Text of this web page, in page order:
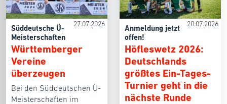
27.07.2026
Süddeutsche Ü-
Meisterschaften
Württemberger
Vereine
überzeugen
Bei den Süddeutschen Ü-
Meisterschaften im
20.07.2026
Anmeldung jetzt
offen!
Höfleswetz 2026:
Deutschlands
größtes Ein-Tages-
Turnier geht in die
nächste Runde